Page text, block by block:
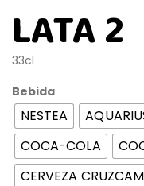
LATA 2
33cl
Bebida
NESTEA
COCA-COLA
CERVEZA